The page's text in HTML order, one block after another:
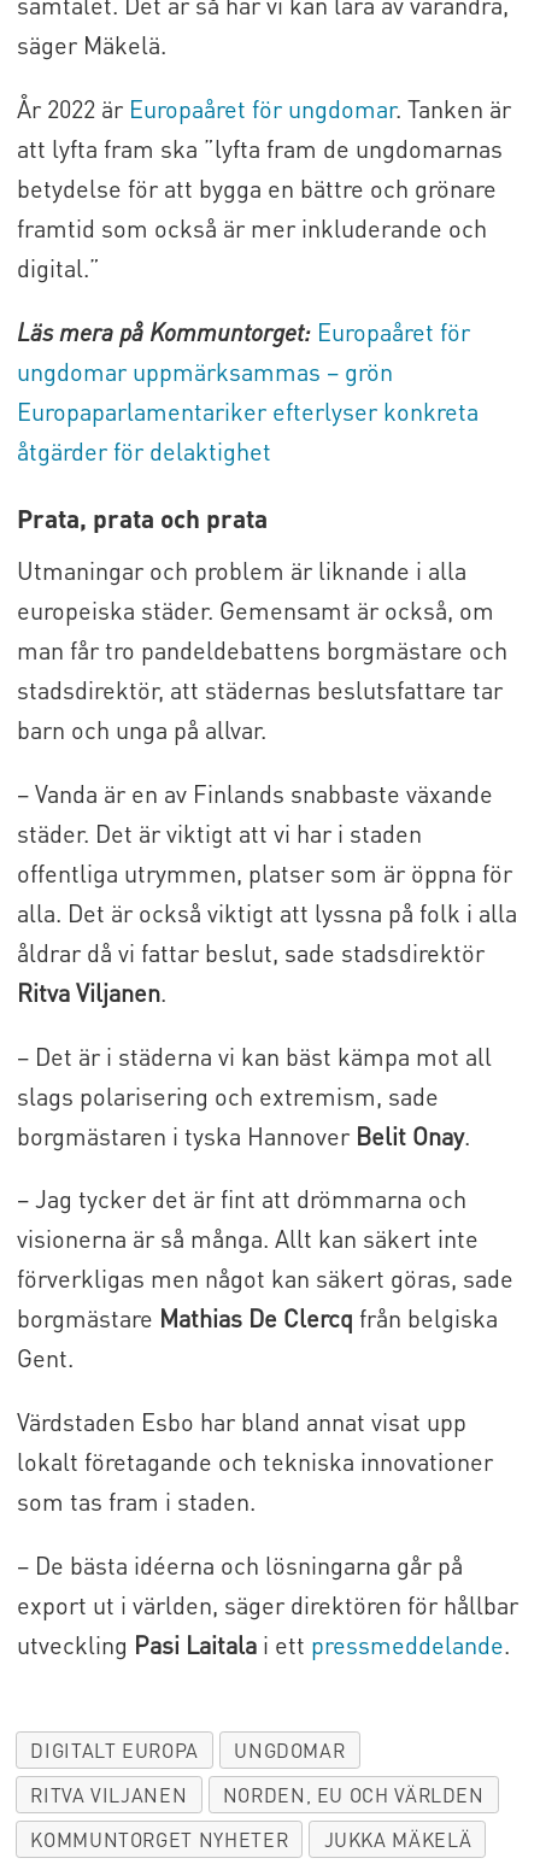
säger Mäkelä.
År 2022 är Europaåret för ungdomar. Tanken är
att lyfta fram ska ”lyfta fram de ungdomarnas
betydelse för att bygga en bättre och grönare
framtid som också är mer inkluderande och
digital.”
Läs mera på Kommuntorget: Europaåret för
ungdomar uppmärksammas – grön
Europaparlamentariker efterlyser konkreta
åtgärder för delaktighet
Prata, prata och prata
Utmaningar och problem är liknande i alla
europeiska städer. Gemensamt är också, om
man får tro pandeldebattens borgmästare och
stadsdirektör, att städernas beslutsfattare tar
barn och unga på allvar.
– Vanda är en av Finlands snabbaste växande
städer. Det är viktigt att vi har i staden
offentliga utrymmen, platser som är öppna för
alla. Det är också viktigt att lyssna på folk i alla
åldrar då vi fattar beslut, sade stadsdirektör
Ritva Viljanen.
– Det är i städerna vi kan bäst kämpa mot all
slags polarisering och extremism, sade
borgmästaren i tyska Hannover Belit Onay.
– Jag tycker det är fint att drömmarna och
visionerna är så många. Allt kan säkert inte
förverkligas men något kan säkert göras, sade
borgmästare Mathias De Clercq från belgiska
Gent.
Värdstaden Esbo har bland annat visat upp
lokalt företagande och tekniska innovationer
som tas fram i staden.
– De bästa idéerna och lösningarna går på
export ut i världen, säger direktören för hållbar
utveckling Pasi Laitalai ett pressmeddelande.
DIGITALT EUROPA
UNGDOMAR
RITVA VILJANEN
NORDEN, EU OCH VÄRLDEN
KOMMUNTORGET NYHETER
JUKKA MÄKELÄ